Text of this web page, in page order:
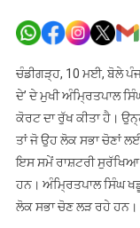
ਚੰਡੀਗੜ੍ਹ, 10 ਮਈ, ਬੋਲੇ
ਦੇ’ ਦੇ ਮੁਖੀ ਅੰਮ੍ਰਿਤਪਾਲ
ਕੋਰਟ ਦਾ ਰੁੱਖ ਕੀਤਾ ਹੈ।
ਤਾਂ ਜੋ ਉਹ ਲੋਕ ਸਭਾ ਚੋਣਾਂ
ਇਸ ਸਮੇਂ ਰਾਸ਼ਟਰੀ
ਹਨ। ਅੰਮ੍ਰਿਤਪਾਲ ਸਿੰਘ
ਲੋਕ ਸਭਾ ਚੋਣ ਲੜ ਰਹੇ ਹਨ।